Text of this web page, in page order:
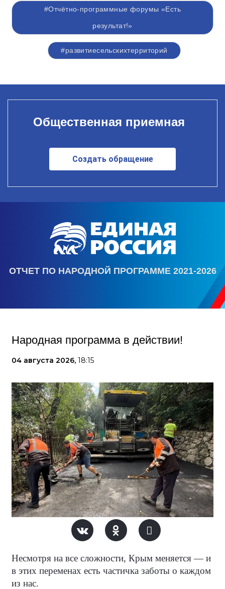
#Отчётно-программные форумы «Есть
результат!»
#развитиесельскихтерриторий
Общественная приемная
Создать обращение
ОТЧЕТ ПО НАРОДНОЙ ПРОГРАММЕ 2021-2026
Народная программа в действии!
04 августа 2026, 18:15
Несмотря на все сложности, Крым меняется — и
в этих переменах есть частичка заботы о каждом
из нас.